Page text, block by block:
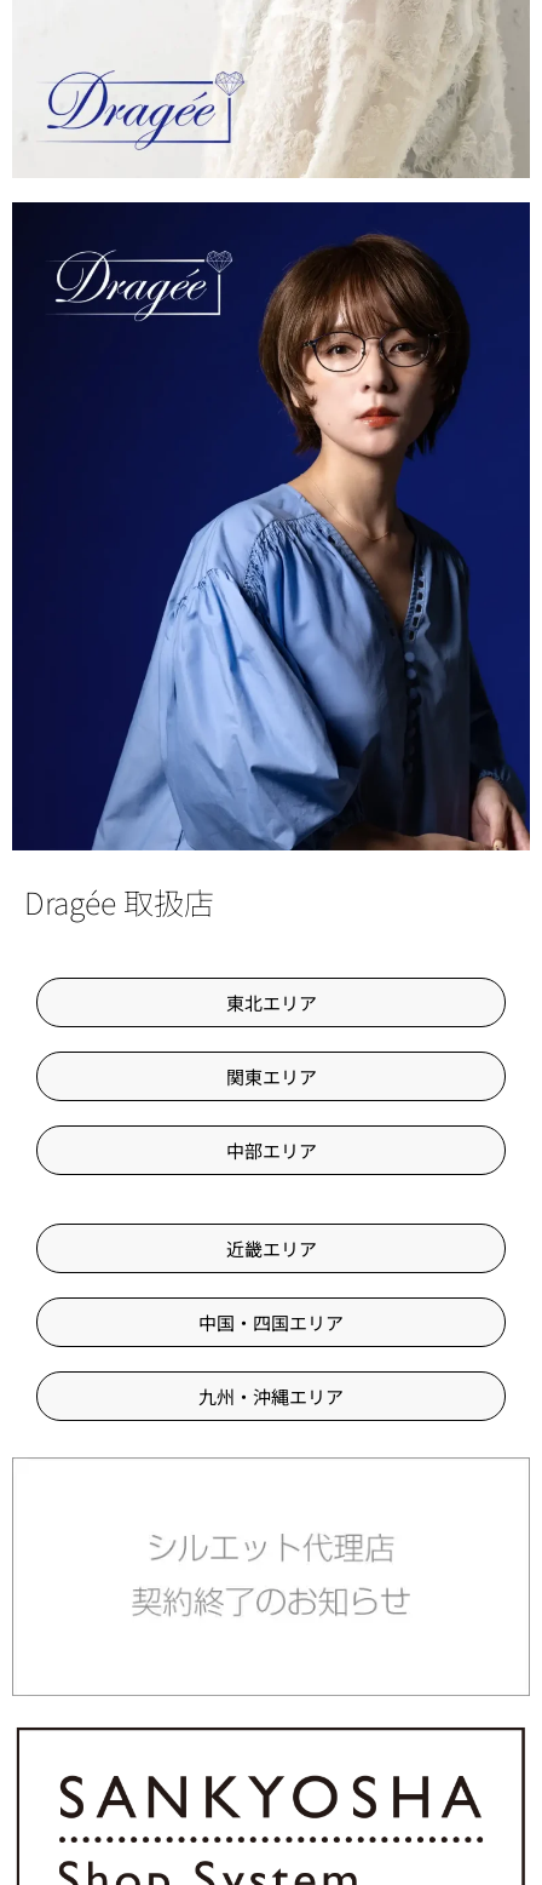
Dragée 取扱店
東北エリア
関東エリア
中部エリア
近畿エリア
中国・四国エリア
九州・沖縄エリア